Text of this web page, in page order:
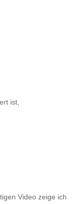
ist,
Video zeige ich